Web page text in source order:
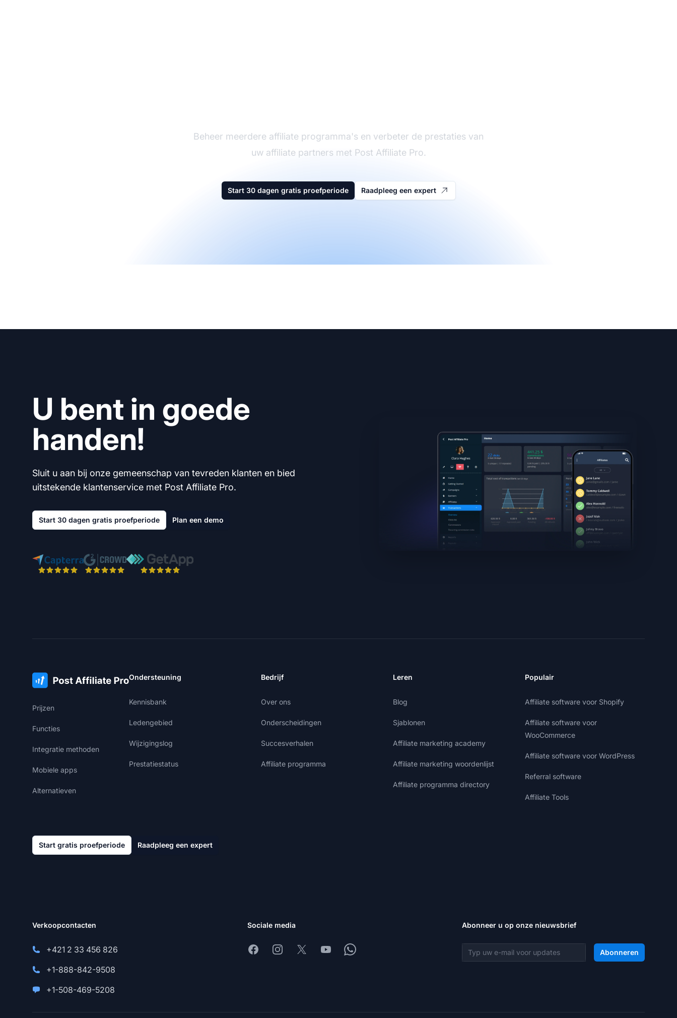
Beheer meerdere affiliate programma's en verbeter de prestaties van
uw affiliate partners met Post Affiliate Pro.
Start 30 dagen gratis proefperiode Raadpleeg een expert
U bent in goede
handen!
Sluit u aan bij onze gemeenschap van tevreden klanten en bied
uitstekende klantenservice met Post Affiliate Pro.
Start 30 dagen gratis proefperiode Plan een demo
Prijzen
Functies
Integratie methoden
Mobiele apps
Alternatieven
Ondersteuning
Kennisbank
Ledengebied
Wijzigingslog
Prestatiestatus
Bedrijf
Over ons
Onderscheidingen
Succesverhalen
Affiliate programma
Leren
Blog
Sjablonen
Affiliate marketing academy
Affiliate marketing woordenlijst
Affiliate programma directory
Populair
Affiliate software voor Shopify
Affiliate software voor
WooCommerce
Affiliate software voor WordPress
Referral software
Affiliate Tools
Start gratis proefperiode Raadpleeg een expert
Verkoopcontacten
+421 2 33 456 826
+1-888-842-9508
+1-508-469-5208
Sociale media
FacebookInstagram
X YoutubeWhatsapp
Abonneer u op onze nieuwsbrief
E-mailadres Abonneren